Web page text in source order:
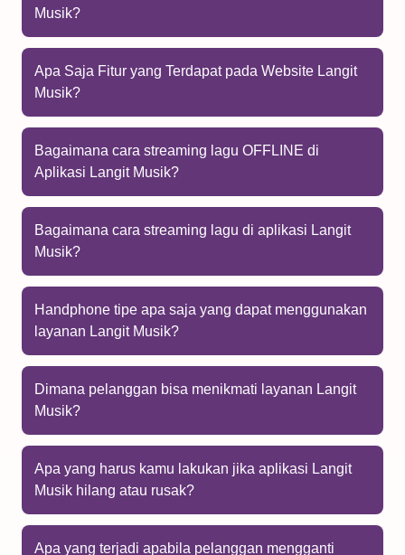
Musik?
Apa Saja Fitur yang Terdapat pada Website Langit
Musik?
Bagaimana cara streaming lagu OFFLINE di
Aplikasi Langit Musik?
Bagaimana cara streaming lagu di aplikasi Langit
Musik?
Handphone tipe apa saja yang dapat menggunakan
layanan Langit Musik?
Dimana pelanggan bisa menikmati layanan Langit
Musik?
Apa yang harus kamu lakukan jika aplikasi Langit
Musik hilang atau rusak?
Apa yang terjadi apabila pelanggan mengganti